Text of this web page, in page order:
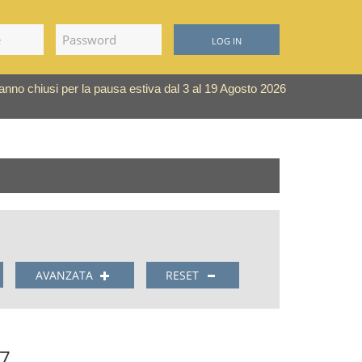
LOG IN
chiusi per la pausa estiva dal 3 al 19 Agosto 2026
AVANZATA RESET